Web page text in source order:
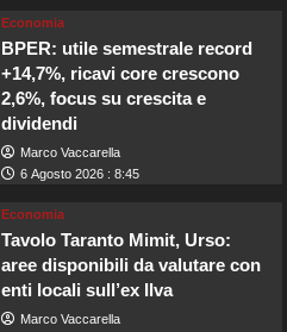
Economia
BPER: utile semestrale record
+14,7%, ricavi core crescono
2,6%, focus su crescita e
dividendi
Marco Vaccarella
6 Agosto 2026 : 8:45
Economia
Tavolo Taranto Mimit, Urso:
aree disponibili da valutare con
enti locali sull’ex Ilva
Marco Vaccarella